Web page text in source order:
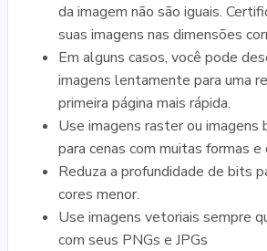
da imagem não são iguais.
suas imagens nas dimensões
Em alguns casos, você pode
imagens lentamente para uma
primeira página mais rápida.
Use imagens raster ou imagens
para cenas com muitas formas
Reduza a profundidade de bits
cores menor.
Use imagens vetoriais sempre
com seus PNGs e JPGs